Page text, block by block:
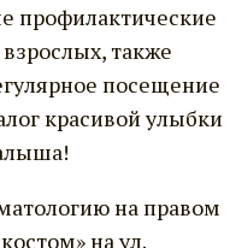
профилактические
также
посещение
красивой улыбки
на правом
на ул.